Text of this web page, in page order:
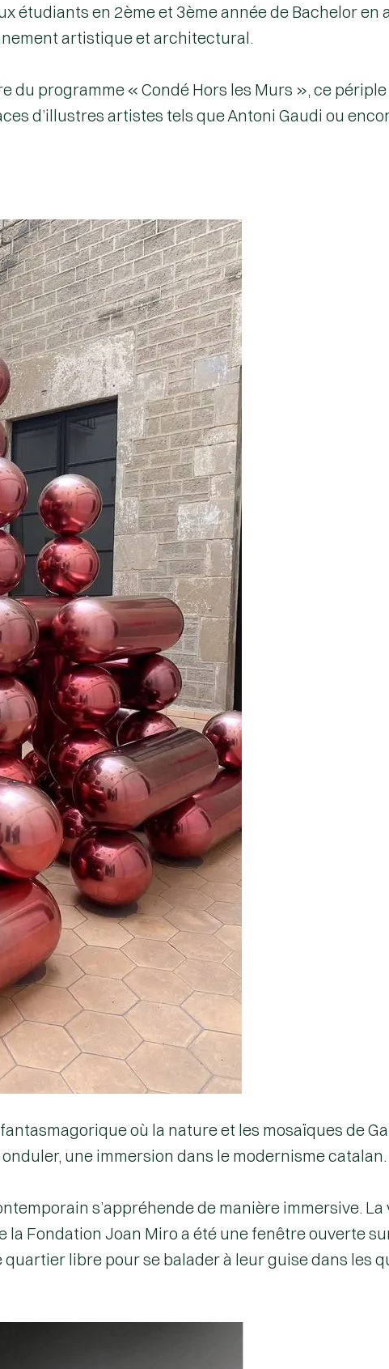
étudiants en 2ème et 3ème année de Bachelor
artistique et architectural.
du programme « Condé Hors les Murs », ce
d’illustres artistes tels que Antoni Gaudi ou
où la nature et les mosaïques de
une immersion dans le modernisme catalan.
s’appréhende de manière immersive. La
la Fondation Joan Miro a été une fenêtre ouverte
libre pour se balader à leur guise dans les